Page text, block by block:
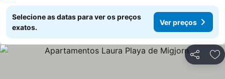
Selecione as datas para ver os preços
exatos.
Ver preços
Partilhar